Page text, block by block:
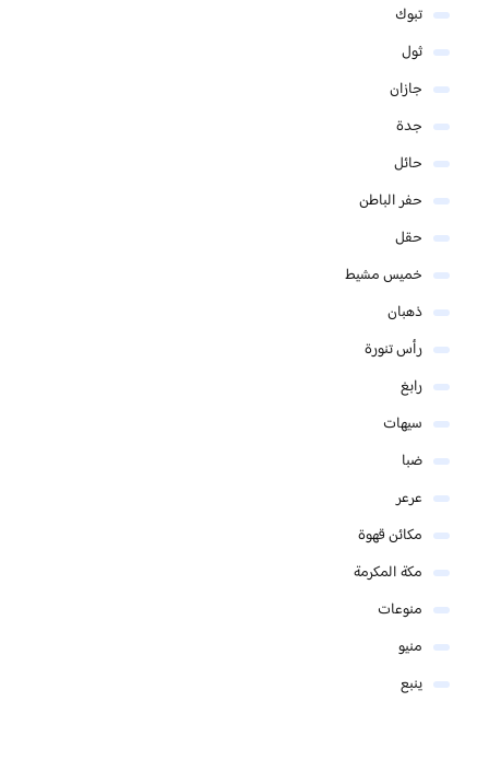
تبوك
ثول
جازان
جدة
حائل
حفر الباطن
حقل
خميس مشيط
ذهبان
رأس تنورة
رابغ
سيهات
ضبا
عرعر
مكائن قهوة
مكة المكرمة
منوعات
منيو
ينبع